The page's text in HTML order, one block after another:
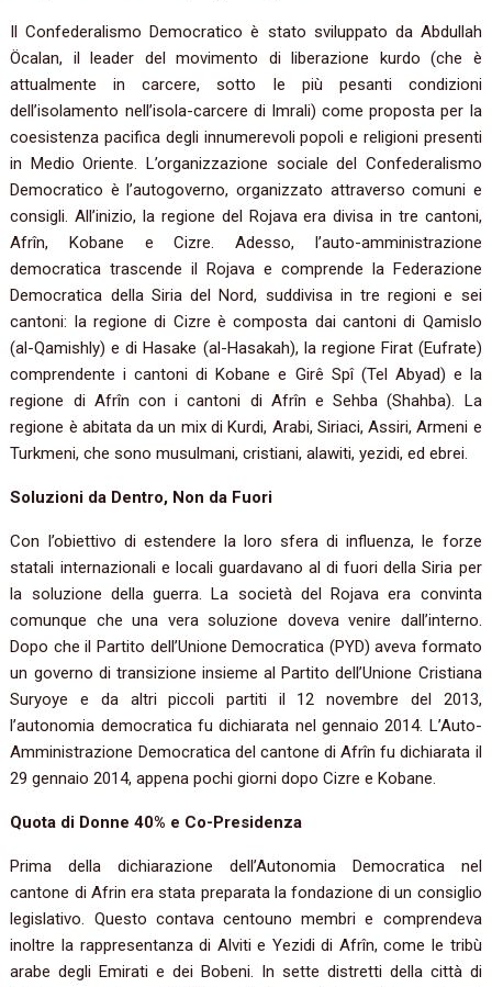
Il Confederalismo Democratico è stato sviluppato da Abdullah
Öcalan, il leader del movimento di liberazione kurdo (che è
attualmente in carcere, sotto le più pesanti condizioni
dell’isolamento nell’isola-carcere di Imrali) come proposta per la
coesistenza pacifica degli innumerevoli popoli e religioni presenti
in Medio Oriente. L’organizzazione sociale del Confederalismo
Democratico è l’autogoverno, organizzato attraverso comuni e
consigli. All’inizio, la regione del Rojava era divisa in tre cantoni,
Afrîn, Kobane e Cizre. Adesso, l’auto-amministrazione
democratica trascende il Rojava e comprende la Federazione
Democratica della Siria del Nord, suddivisa in tre regioni e sei
cantoni: la regione di Cizre è composta dai cantoni di Qamislo
(al-Qamishly) e di Hasake (al-Hasakah), la regione Firat (Eufrate)
comprendente i cantoni di Kobane e Girê Spî (Tel Abyad) e la
regione di Afrîn con i cantoni di Afrîn e Sehba (Shahba). La
regione è abitata da un mix di Kurdi, Arabi, Siriaci, Assiri, Armeni e
Turkmeni, che sono musulmani, cristiani, alawiti, yezidi, ed ebrei.
Soluzioni da Dentro, Non da Fuori
Con l’obiettivo di estendere la loro sfera di influenza, le forze
statali internazionali e locali guardavano al di fuori della Siria per
la soluzione della guerra. La società del Rojava era convinta
comunque che una vera soluzione doveva venire dall’interno.
Dopo che il Partito dell’Unione Democratica (PYD) aveva formato
un governo di transizione insieme al Partito dell’Unione Cristiana
Suryoye e da altri piccoli partiti il 12 novembre del 2013,
l’autonomia democratica fu dichiarata nel gennaio 2014. L’Auto-
Amministrazione Democratica del cantone di Afrîn fu dichiarata il
29 gennaio 2014, appena pochi giorni dopo Cizre e Kobane.
Quota di Donne 40% e Co-Presidenza
Prima della dichiarazione dell’Autonomia Democratica nel
cantone di Afrin era stata preparata la fondazione di un consiglio
legislativo. Questo contava centouno membri e comprendeva
inoltre la rappresentanza di Alviti e Yezidi di Afrîn, come le tribù
arabe degli Emirati e dei Bobeni. In sette distretti della città di